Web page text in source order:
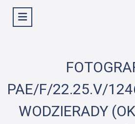
Wyświetl menu
PAE/F/22.25.V/
WODZIERADY